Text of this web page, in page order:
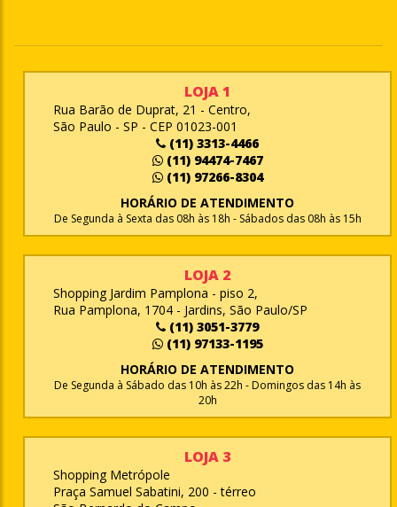
LOJA 1
Rua Barão de Duprat, 21 - Centro,
São Paulo - SP - CEP 01023-001
(11) 3313-4466
(11) 94474-7467
(11) 97266-8304
HORÁRIO DE ATENDIMENTO
De Segunda à Sexta das 08h às 18h - Sábados das 08h às 15h
LOJA 2
Shopping Jardim Pamplona - piso 2,
Rua Pamplona, 1704 - Jardins, São Paulo/SP
(11) 3051-3779
(11) 97133-1195
HORÁRIO DE ATENDIMENTO
De Segunda à Sábado das 10h às 22h - Domingos das 14h às
20h
LOJA 3
Shopping Metrópole
Praça Samuel Sabatini, 200 - térreo